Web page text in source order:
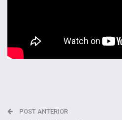
POST ANTERIOR